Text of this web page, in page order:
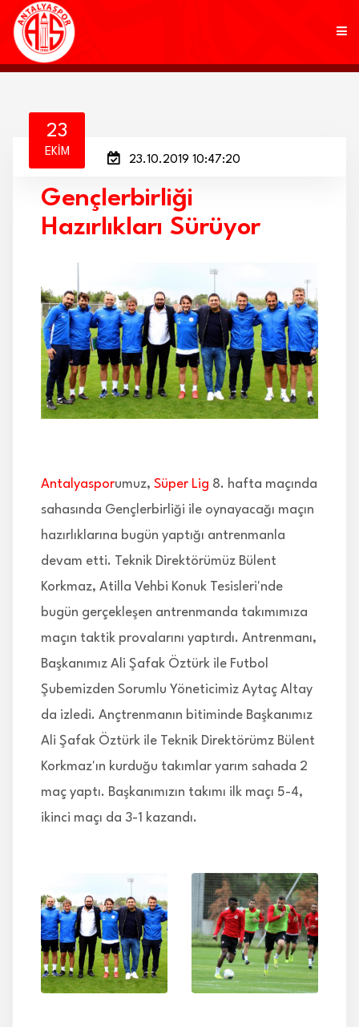
KULÜP
AKADEMİ
MARKALAR
BRANŞLAR
HABERLER
İLETİŞİM
23
EKIM
23.10.2019 10:47:20
Gençlerbirliği
Hazırlıkları Sürüyor
Antalyasporumuz, Süper Lig 8. hafta maçında
sahasında Gençlerbirliği ile oynayacağı maçın
hazırlıklarına bugün yaptığı antrenmanla
devam etti. Teknik Direktörümüz Bülent
Korkmaz, Atilla Vehbi Konuk Tesisleri'nde
bugün gerçekleşen antrenmanda takımımıza
maçın taktik provalarını yaptırdı. Antrenmanı,
Başkanımız Ali Şafak Öztürk ile Futbol
Şubemizden Sorumlu Yöneticimiz Aytaç Altay
da izledi. Ançtrenmanın bitiminde Başkanımız
Ali Şafak Öztürk ile Teknik Direktörümz Bülent
Korkmaz'ın kurduğu takımlar yarım sahada 2
maç yaptı. Başkanımızın takımı ilk maçı 5-4,
ikinci maçı da 3-1 kazandı.